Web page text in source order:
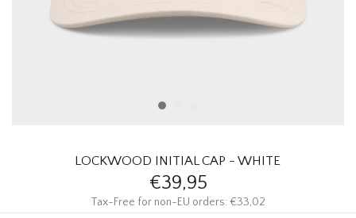
THE EDIT
LOCKWOOD INITIAL CAP - WHITE
€39,95
Tax-Free for non-EU orders: €33,02